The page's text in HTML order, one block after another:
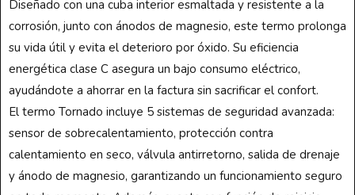
Diseñado con una cuba interior esmaltada y resistente a la
corrosión, junto con ánodos de magnesio, este termo prolonga
su vida útil y evita el deterioro por óxido. Su eficiencia
energética clase C asegura un bajo consumo eléctrico,
ayudándote a ahorrar en la factura sin sacrificar el confort.
El termo Tornado incluye 5 sistemas de seguridad avanzada:
sensor de sobrecalentamiento, protección contra
calentamiento en seco, válvula antirretorno, salida de drenaje
y ánodo de magnesio, garantizando un funcionamiento seguro